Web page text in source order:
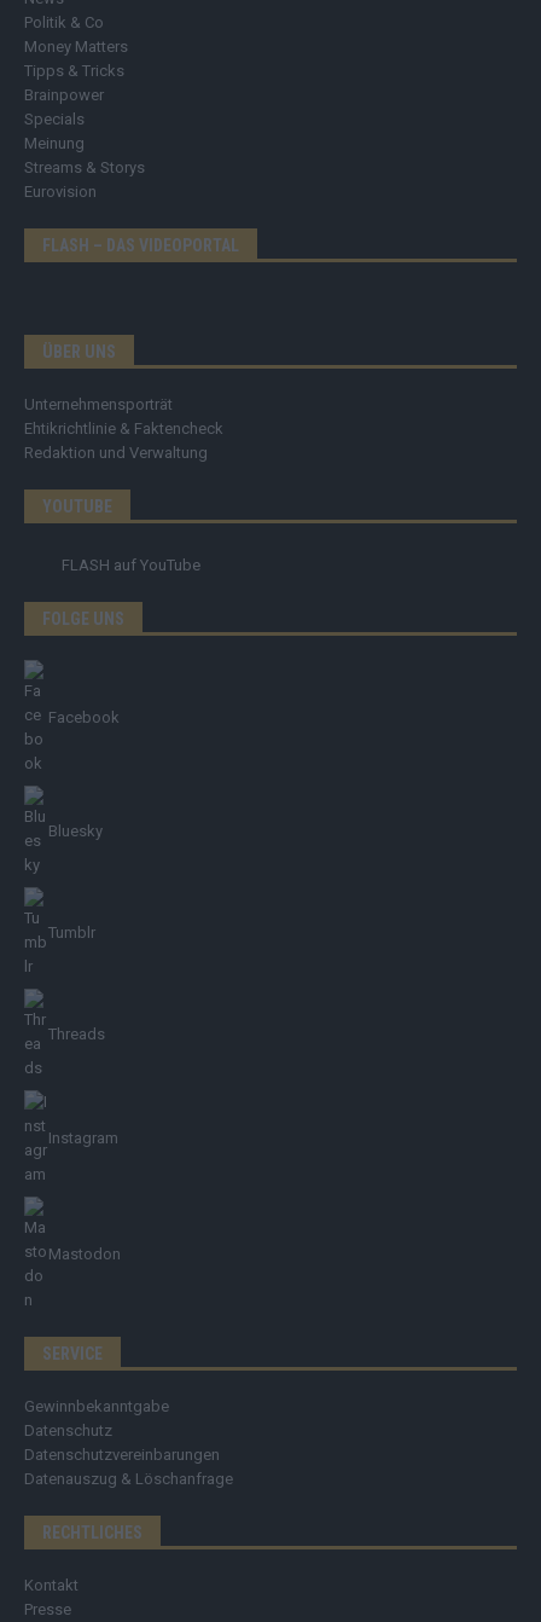
Politik & Co
Money Matters
Tipps & Tricks
Brainpower
Specials
Meinung
Streams & Storys
Eurovision
FLASH – DAS VIDEOPORTAL
ÜBER UNS
Unternehmensporträt
Ehtikrichtlinie & Faktencheck
Redaktion und Verwaltung
YOUTUBE
FLASH auf YouTube
FOLGE UNS
Facebook
Bluesky
Tumblr
Threads
Instagram
Mastodon
SERVICE
Gewinnbekanntgabe
Datenschutz
Datenschutzvereinbarungen
Datenauszug & Löschanfrage
RECHTLICHES
Kontakt
Presse